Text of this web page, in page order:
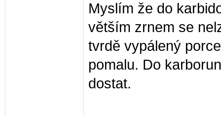
Myslím že do
větším zrnem se
tvrdě vypálený
pomalu. Do
dostat.